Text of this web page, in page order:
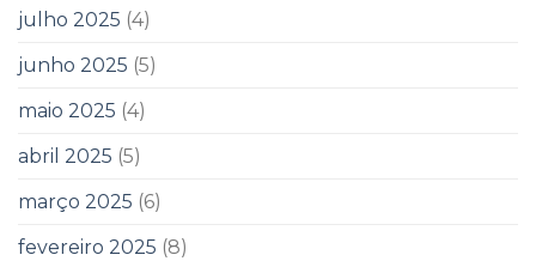
julho 2025 (4)
junho 2025 (5)
maio 2025 (4)
abril 2025 (5)
março 2025 (6)
fevereiro 2025 (8)